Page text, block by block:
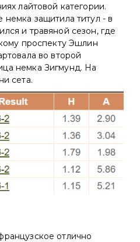
лайтовой категории.
защитила титул - в
и травяной сезон, где
проспекту Эшлин
во второй
немка Зигмунд. На
сета.
отлично